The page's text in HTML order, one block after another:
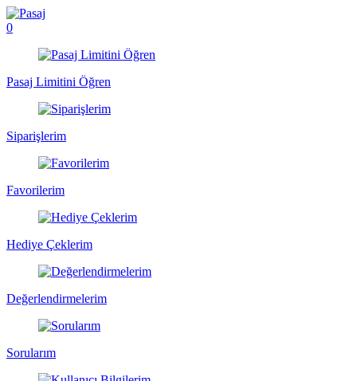
0
Pasaj Limitini Öğren
Siparişlerim
Favorilerim
Hediye Çeklerim
Değerlendirmelerim
Sorularım